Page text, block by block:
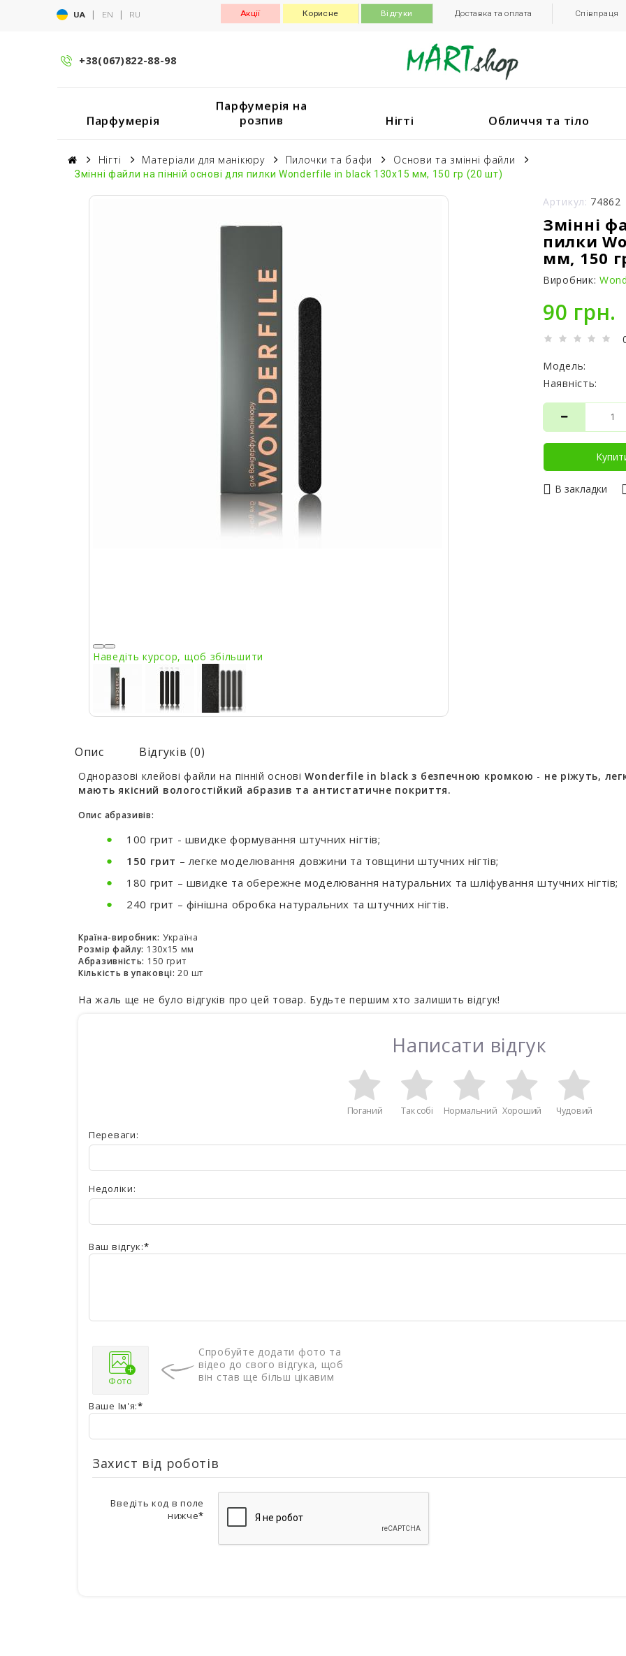
UA | EN | RU Акції Корисне Відгуки Доставка та оплата Співпраця
+38(067)822-88-98
Парфумерія
Парфумерія на
розпив
Нігті Обличчя та тіло
Нігті Матеріали для манікюру Пилочки та бафи Основи та змінні файли
Змінні файли на пінній основі для пилки Wonderfile in black 130x15 мм, 150 гр (20 шт)
Наведіть курсор, щоб збільшити
Артикул: 74862
Змінні
пилки
мм, 150
Виробник:
90 грн.
Модель:
Наявність:
В закладки
Опис Відгуків (0)
Одноразові клейові файли на пінній основіWonderfile in black з безпечною кромкою - не ріжуть,
мають якісний вологостійкий абразив та антистатичне покриття.
Опис абразивів:
100 грит - швидке формування штучних нігтів;
150 грит – легке моделювання довжини та товщини штучних нігтів;
180 грит – швидке та обережне моделювання натуральних та шліфування штучних нігтів;
240 грит – фінішна обробка натуральних та штучних нігтів.
Країна-виробник: Україна
Розмір файлу: 130x15 мм
Абразивність: 150 грит
Кількість в упаковці: 20 шт
На жаль ще не було відгуків про цей товар. Будьте першим хто залишить відгук!
Написати відгук
Поганий Так собі Нормальний Хороший Чудовий
Переваги:
Недоліки:
Ваш відгук:
Фото
Спробуйте додати фото та
відео до свого відгука, щоб
він став ще більш цікавим
Ваше Ім'я:
Захист від роботів
Введіть код в поле
нижче